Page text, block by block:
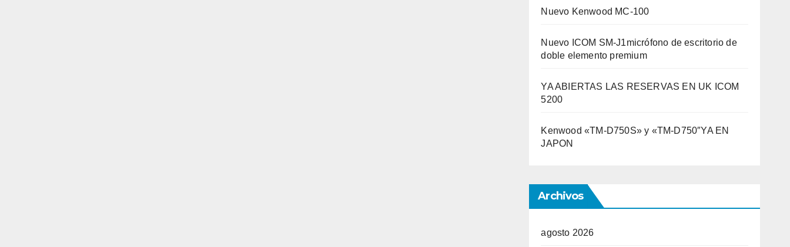
Nuevo Kenwood MC-100
Nuevo ICOM SM-J1micrófono de escritorio de
doble elemento premium
YA ABIERTAS LAS RESERVAS EN UK ICOM
5200
Kenwood «TM-D750S» y «TM-D750″YA EN
JAPON
Archivos
agosto 2026